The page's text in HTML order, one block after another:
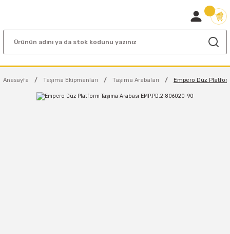
Anasayfa Taşıma Ekipmanları Taşıma Arabaları Empero Düz